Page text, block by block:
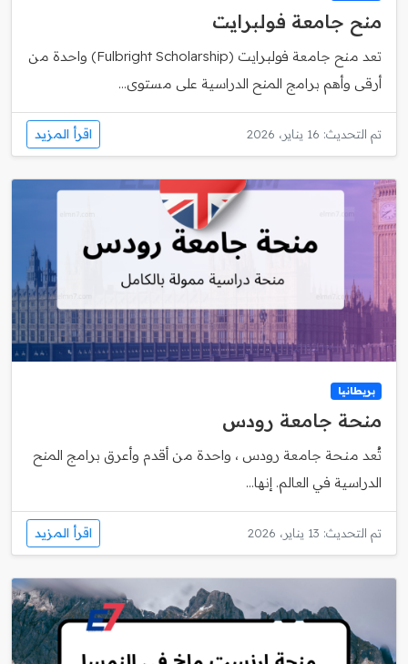
منح جامعة فولبرايت
تعد منح جامعة فولبرايت (Fulbright Scholarship) واحدة من
أرقى وأهم برامج المنح الدراسية على مستوى...
تم التحديث: 16 يناير، 2026 اقرأ المزيد
بريطانيا
منحة جامعة رودس
تُعد منحة جامعة رودس ، واحدة من أقدم وأعرق برامج المنح
الدراسية في العالم. إنها...
تم التحديث: 13 يناير، 2026 اقرأ المزيد